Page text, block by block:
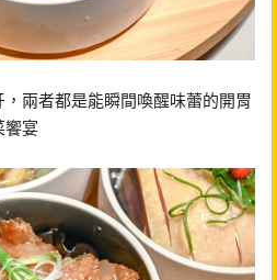
，兩者都是能瞬間喚醒味蕾的開胃
饗宴